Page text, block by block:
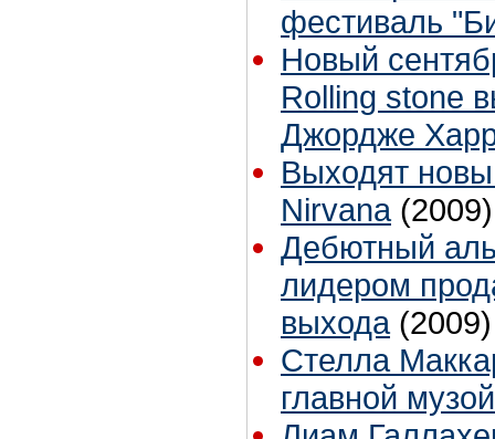
фестиваль
Новый
Rolling stone
Джордже
Выходят
Nirvana (2009)
Дебютный
лидером
выхода (2009)
Стелла
главной музой